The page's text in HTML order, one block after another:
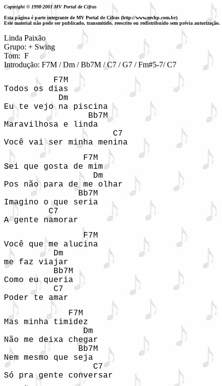
Copyright © 1998-2001 MV Portal de Cifras
Esta página é parte integrante de MV Portal de Cifras (http://www.mvhp.com.br)
Este material não pode ser publicado, transmitido, reescrito ou redistribuído sem prévia autorização.
Linda Paixão
Grupo: + Swing
Tom:  F
          F7M
Todos os dias
           Dm
Eu te vejo na piscina
                 Bb7M
Maravilhosa e linda
                      C7
Você vai ser minha menina
                F7M
Sei que gosta de mim
                  Dm
Pos não para de me olhar
               Bb7M
Imagino o que seria
         C7
A gente namorar
                F7M
Você que me alucina
          Dm
me faz viajar
          Bb7M
Como eu queria
          C7
Poder te amar
             F7M
Mas minha timidez
                Dm
Não me deixa chegar
               Bb7M
Nem mesmo que seja
                  C7